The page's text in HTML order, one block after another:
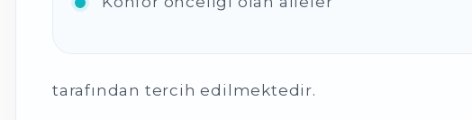
tarafından tercih edilmektedir.